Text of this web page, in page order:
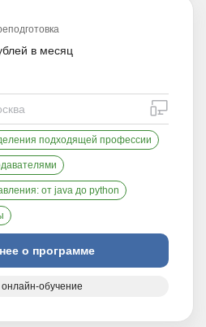
в месяц
подходящей профессии
от java до python
о программе
обучение